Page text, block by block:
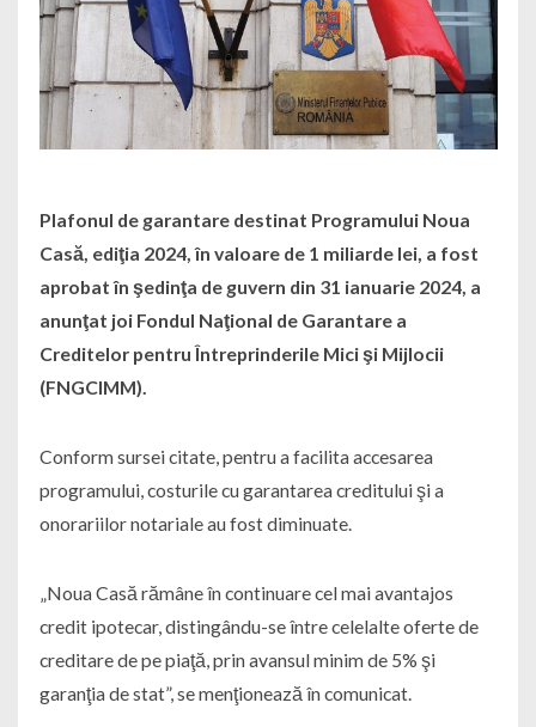
Plafonul de garantare destinat Programului Noua
Casă, ediţia 2024, în valoare de 1 miliarde lei, a fost
aprobat în şedinţa de guvern din 31 ianuarie 2024, a
anunţat joi Fondul Naţional de Garantare a
Creditelor pentru Întreprinderile Mici şi Mijlocii
(FNGCIMM).
Conform sursei citate, pentru a facilita accesarea
programului, costurile cu garantarea creditului şi a
onorariilor notariale au fost diminuate.
„Noua Casă rămâne în continuare cel mai avantajos
credit ipotecar, distingându-se între celelalte oferte de
creditare de pe piaţă, prin avansul minim de 5% şi
garanţia de stat”, se menţionează în comunicat.